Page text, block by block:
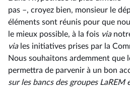
pas –, croyez bien, monsieur le
éléments sont réunis pour que
le mieux possible, à la fois via
via les initiatives prises par la
Nous souhaitons ardemment que
permettra de parvenir à un bon
sur les bancs des groupes LaREM